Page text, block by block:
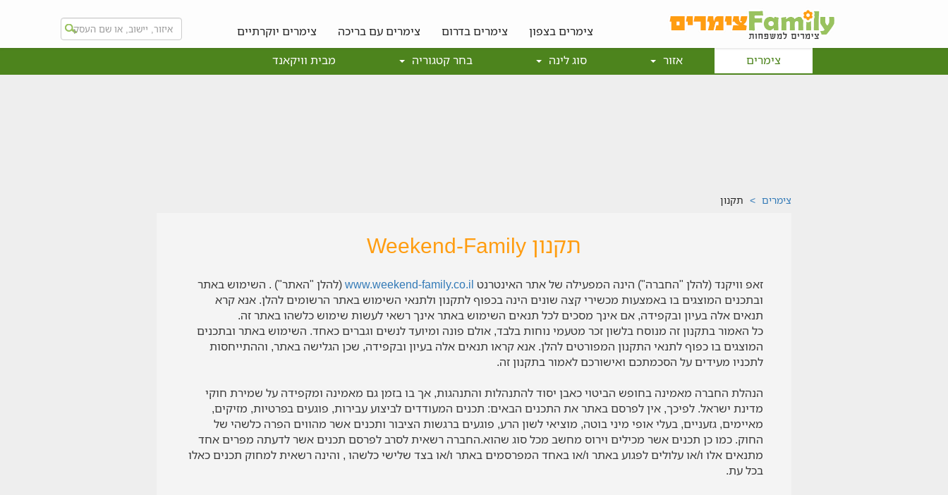
צימרים בצפון צימרים בדרום צימרים עם בריכה
צימרים יוקרתיים
צימרים
אזור סוג לינה בחר קטגוריה מבית וויקאנד
צימרים תקנון
תקנון
זאפ וויקנד (להלן "החברה") הינה המפעילה של אתר האינטרנט www.weekend-family.co.il(להלן "האתר") . השימוש באתר
ובתכנים המוצגים בו באמצעות מכשירי קצה שונים הינה בכפוף לתקנון ולתנאי השימוש באתר הרשומים להלן. אנא קרא
תנאים אלה בעיון ובקפידה, אם אינך מסכים לכל תנאים השימוש באתר אינך רשאי לעשות שימוש כלשהו באתר זה.
כל האמור בתקנון זה מנוסח בלשון זכר מטעמי נוחות בלבד, אולם פונה ומיועד לנשים וגברים כאחד. השימוש באתר ובתכנים
המוצגים בו כפוף לתנאי התקנון המפורטים להלן. אנא קראו תנאים אלה בעיון ובקפידה, שכן הגלישה באתר, וההתייחסות
לתכניו מעידים על הסכמתכם ואישורכם לאמור בתקנון זה.
הנהלת החברה מאמינה בחופש הביטוי כאבן יסוד להתנהלות והתנהגות, אך בו בזמן גם מאמינה ומקפידה על שמירת חוקי
מדינת ישראל. לפיכך, אין לפרסם באתר את התכנים הבאים: תכנים המעודדים לביצוע עבירות, פוגעים בפרטיות, מזיקים,
מאיימים, גזעניים, בעלי אופי מיני בוטה, מוציאי לשון הרע, פוגעים ברגשות הציבור ותכנים אשר מהווים הפרה כלשהי של
החוק. כמו כן תכנים אשר מכילים וירוס מחשב מכל סוג שהוא.החברה רשאית לסרב לפרסם תכנים אשר לדעתה מפרים אחד
מתנאים אלו ו/או עלולים לפגוע באתר ו/או באחד המפרסמים באתר ו/או בצד שלישי כלשהו , והינה רשאית למחוק תכנים כאלו
בכל עת.